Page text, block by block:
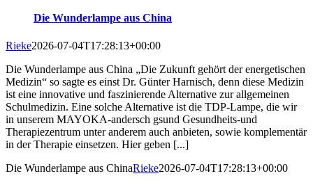
Die Wunderlampe aus China
Rieke2026-07-04T17:28:13+00:00
Die Wunderlampe aus China „Die Zukunft gehört der energetischen
Medizin“ so sagte es einst Dr. Günter Harnisch, denn diese Medizin
ist eine innovative und faszinierende Alternative zur allgemeinen
Schulmedizin. Eine solche Alternative ist die TDP-Lampe, die wir
in unserem MAYOKA-andersch gsund Gesundheits-und
Therapiezentrum unter anderem auch anbieten, sowie komplementär
in der Therapie einsetzen. Hier geben [...]
Die Wunderlampe aus ChinaRieke2026-07-04T17:28:13+00:00